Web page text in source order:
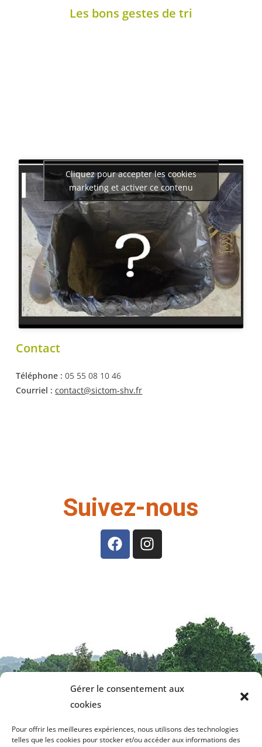
Gérer le consentement aux
cookies
Pour offrir les meilleures expériences, nous utilisons des technologies
telles que les cookies pour stocker et/ou accéder aux informations des
Les bons gestes de tri
Cliquez pour accepter les cookies
marketing et activer ce contenu
Contact
Téléphone :05 55 08 10 46
Courriel :contact@sictom-shv.fr
Suivez-nous
Contactez-nous
Mairie de La Meyze Tél. 05 55 00 70 21